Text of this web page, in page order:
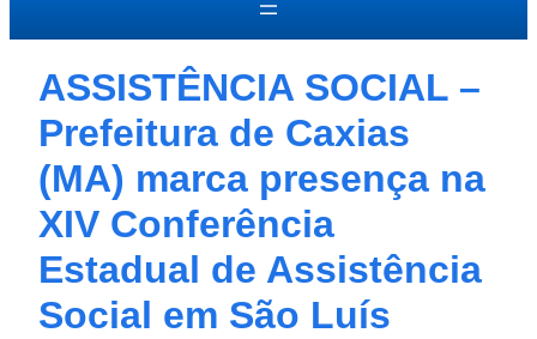
a
ASSISTÊNCIA SOCIAL –
Prefeitura de Caxias
(MA) marca presença na
XIV Conferência
Estadual de Assistência
Social em São Luís